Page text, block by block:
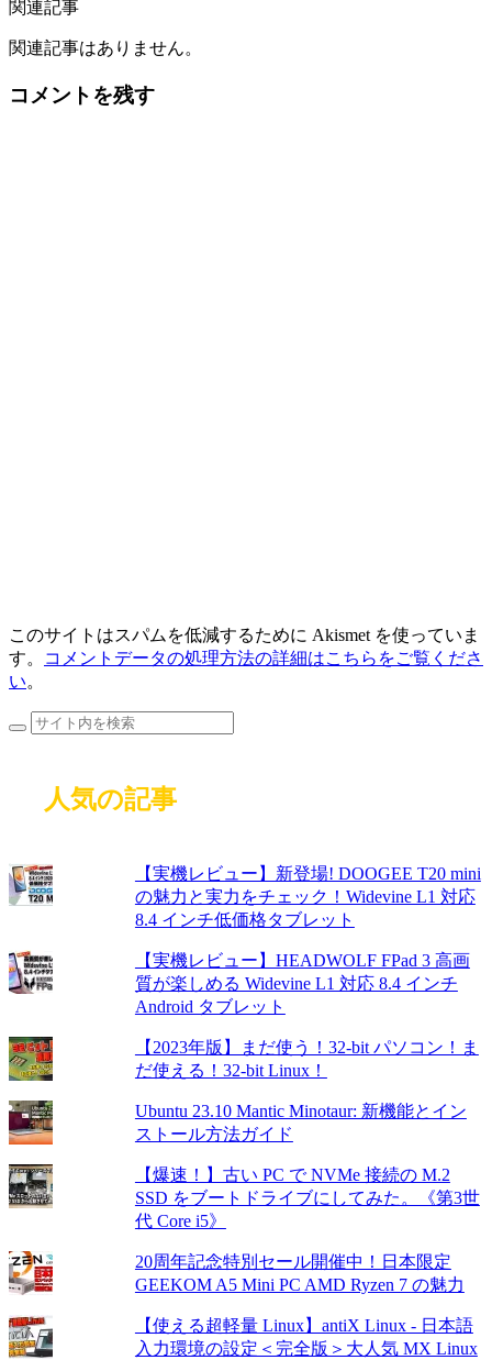
関連記事
関連記事はありません。
コメントを残す
このサイトはスパムを低減するために Akismet を使っていま
す。
コメントデータの処理方法の詳細はこちらをご覧くださ
い。
人気の記事
【実機レビュー】新登場! DOOGEE T20 mini
の魅力と実力をチェック！Widevine L1 対応
8.4 インチ低価格タブレット
【実機レビュー】HEADWOLF FPad 3 高画
質が楽しめる Widevine L1 対応 8.4 インチ
Android タブレット
【2023年版】まだ使う！32-bit パソコン！ま
だ使える！32-bit Linux！
Ubuntu 23.10 Mantic Minotaur: 新機能とイン
ストール方法ガイド
【爆速！】古い PC で NVMe 接続の M.2
SSD をブートドライブにしてみた。《第3世
代 Core i5》
20周年記念特別セール開催中！日本限定
GEEKOM A5 Mini PC AMD Ryzen 7 の魅力
【使える超軽量 Linux】antiX Linux - 日本語
入力環境の設定＜完全版＞大人気 MX Linux